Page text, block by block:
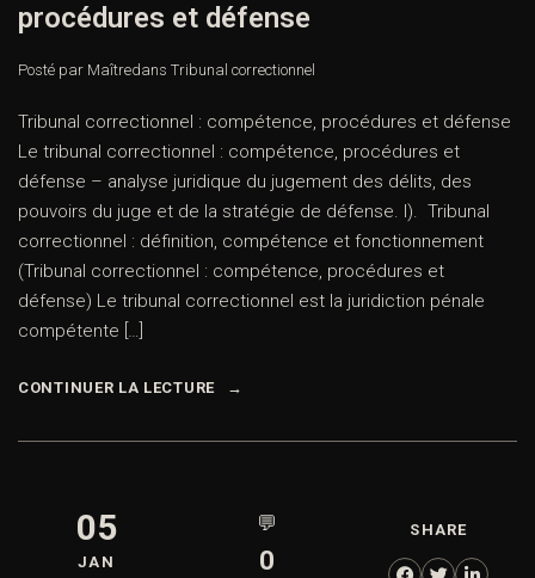
procédures et défense
Posté par Maîtredans Tribunal correctionnel
Tribunal correctionnel : compétence, procédures et défense
Le tribunal correctionnel : compétence, procédures et
défense – analyse juridique du jugement des délits, des
pouvoirs du juge et de la stratégie de défense. I). Tribunal
correctionnel : définition, compétence et fonctionnement
(Tribunal correctionnel : compétence, procédures et
défense) Le tribunal correctionnel est la juridiction pénale
compétente […]
CONTINUER LA LECTURE
05
JAN
💬
0
SHARE